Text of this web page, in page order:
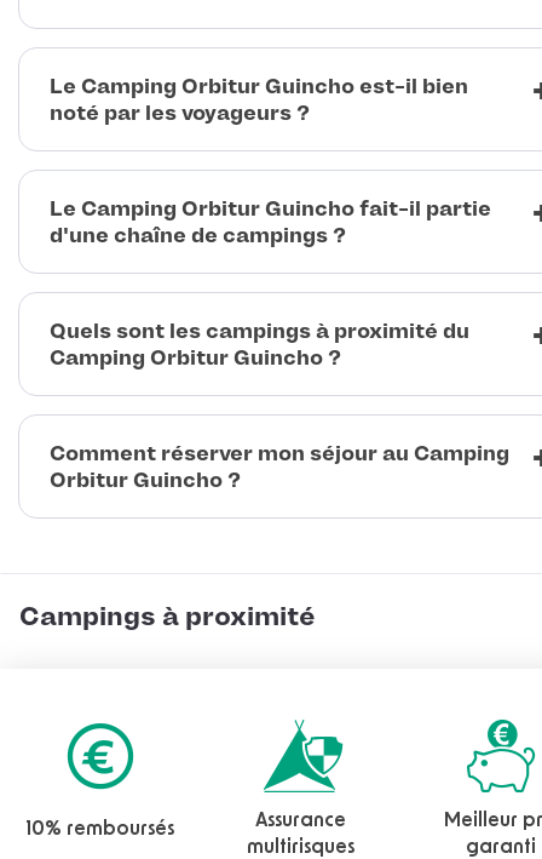
Le Camping Orbitur Guincho est-il bien
noté par les voyageurs ?
Le Camping Orbitur Guincho fait-il partie
d'une chaîne de campings ?
Quels sont les campings à proximité du
Camping Orbitur Guincho ?
Comment réserver mon séjour au Camping
Orbitur Guincho ?
Campings à proximité
10% remboursés
Assurance
multirisques
Meilleur
garanti